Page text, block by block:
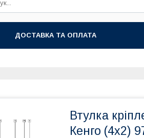
ДОСТАВКА ТА ОПЛАТА
Втулка
Кенго (4х2)